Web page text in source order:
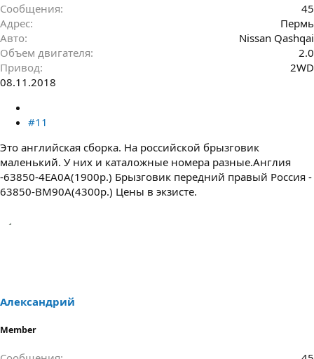
Сообщения
45
Адрес
Пермь
Авто
Nissan Qashqai
Объем двигателя
2.0
Привод
2WD
08.11.2018
#11
Это английская сборка. На российской брызговик
маленький. У них и каталожные номера разные.Англия
-63850-4EA0A(1900р.) Брызговик передний правый Россия -
63850-BM90A(4300р.) Цены в экзисте.
Александрий
Member